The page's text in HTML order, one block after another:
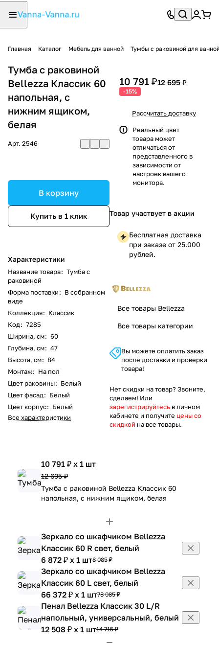
Главная Каталог Мебель для ванной Тумбы с раковиной для
Тумба с раковиной
Bellezza Классик 60
напольная, с
нижним ящиком,
белая
Арт. 2546
В корзину
Купить в 1 клик
Характеристики
Название товара: Тумба с
раковиной
Форма поставки: В собранном
виде
Коллекция: Классик
Код: 7285
Ширина, см: 60
Глубина, см: 47
Высота, см: 84
Монтаж: На пол
Цвет раковины: Белый
Цвет фасад: Белый
Цвет корпус: Белый
Все характеристики
10 791 ₽12 695 ₽
-15%
Рассчитать доставку
Реальный цвет
товара может
отличаться от
представленного в
зависимости от
настроек вашего
монитора.
Товар участвует в акции
Бесплатная доставка
при заказе от 25.000
рублей.
Все товары Bellezza
Все товары категории
Вы можете оплатить заказ
после доставки и проверки
товара!
Нет скидки на товар? Звоните,
сделаем! Или
зарегистрируйтесь в личном
кабинете и получите цены со
скидкой на все товары.
10 791 ₽ x 1 шт
12 695 ₽
Тумба с раковиной Bellezza Классик 60
напольная, с нижним ящиком, белая
Зеркало со шкафчиком Bellezza
Классик 60 R свет, белый
6 872 ₽ x 1 шт8 085 ₽
Зеркало со шкафчиком Bellezza
Классик 60 L свет, белый
66 372 ₽ x 1 шт78 085 ₽
Пенал Bellezza Классик 30 L/R
напольный, универсальный, белый
12 508 ₽ x 1 шт14 715 ₽